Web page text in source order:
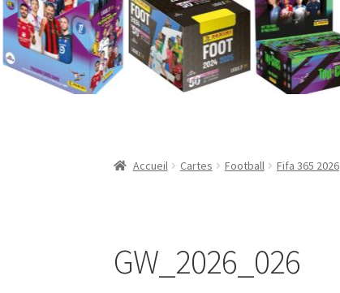
Accueil Cartes Football Fifa 365 2026
GW_2026_026